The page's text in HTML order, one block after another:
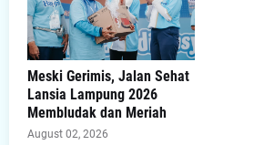
Meski Gerimis, Jalan Sehat
Lansia Lampung 2026
Membludak dan Meriah
August 02, 2026